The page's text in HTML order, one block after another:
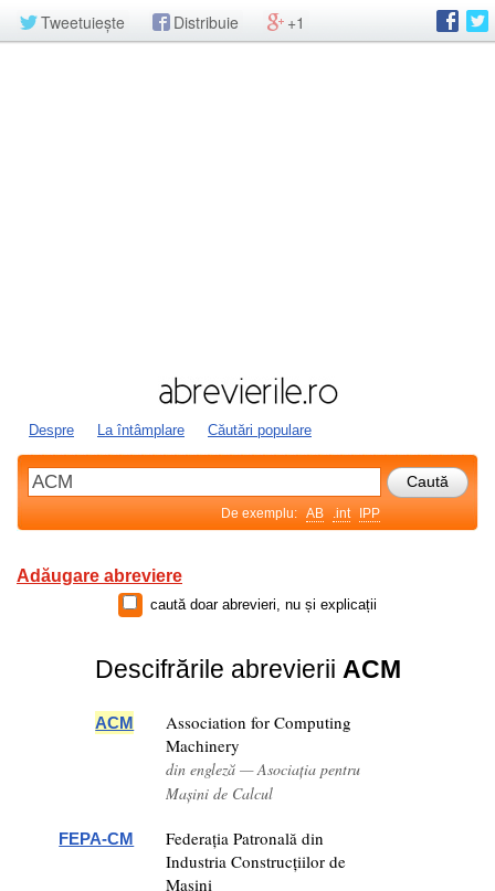
Tweetuiește Distribuie +1
Despre La întâmplare Căutări populare
De exemplu: AB .int IPP
Adăugare abreviere
caută doar abrevieri, nu și explicații
Descifrările abrevierii ACM
ACM
Association for Computing
Machinery
din engleză — Asociația pentru
Mașini de Calcul
FEPA-CM
Federația Patronală din
Industria Construcțiilor de
Mașini